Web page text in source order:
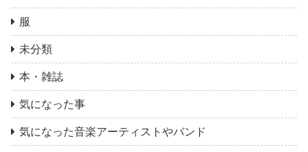
服
未分類
本・雑誌
気になった事
気になった音楽アーティストやバンド